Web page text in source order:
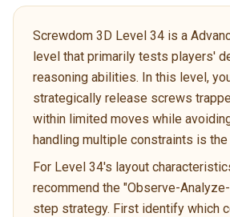
Screwdom 3D Level 34 is a
level that primarily tests players'
reasoning abilities. In this level,
strategically release screws
within limited moves while
handling multiple constraints is
For Level 34's layout
recommend the "Observe-
step strategy. First identify which